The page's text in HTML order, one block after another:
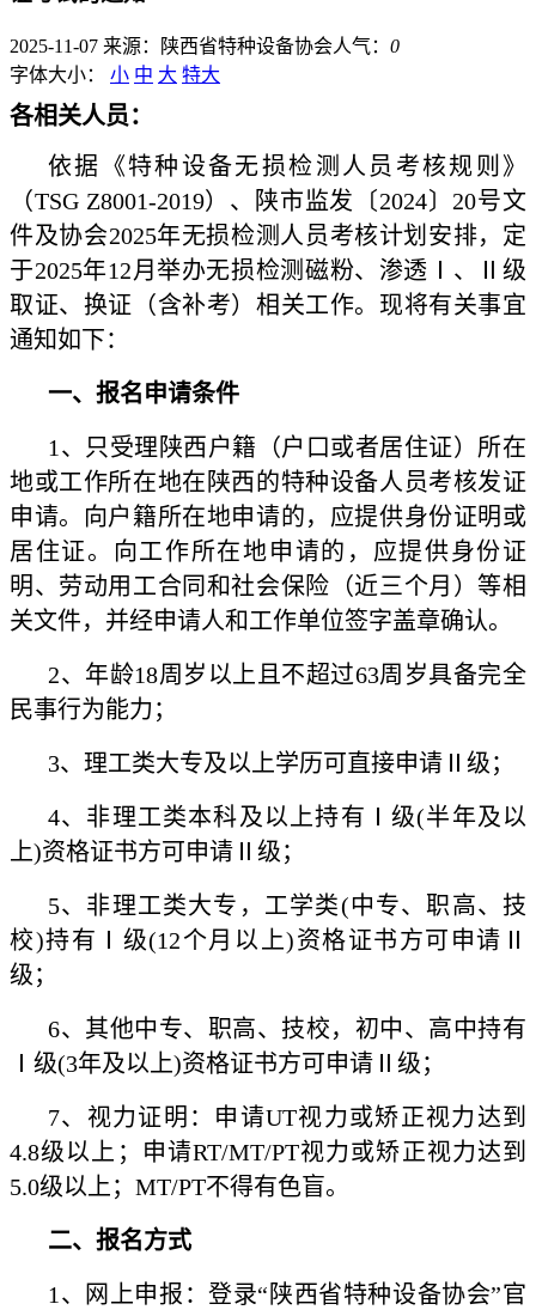
2025-11-07 来源：陕西省特种设备协会人气： 0
字体大小： 小 中 大 特大
各相关人员：
依据《特种设备无损检测人员考核规则》
（TSG Z8001-2019）、陕市监发〔2024〕20号文
件及协会2025年无损检测人员考核计划安排，定
于2025年12月举办无损检测磁粉、渗透Ⅰ、Ⅱ级
取证、换证（含补考）相关工作。现将有关事宜
通知如下：
一、报名申请条件
1、只受理陕西户籍（户口或者居住证）所在
地或工作所在地在陕西的特种设备人员考核发证
申请。向户籍所在地申请的，应提供身份证明或
居住证。向工作所在地申请的，应提供身份证
明、劳动用工合同和社会保险（近三个月）等相
关文件，并经申请人和工作单位签字盖章确认。
2、年龄18周岁以上且不超过63周岁具备完全
民事行为能力；
3、理工类大专及以上学历可直接申请Ⅱ级；
4、非理工类本科及以上持有Ⅰ级(半年及以
上)资格证书方可申请Ⅱ级；
5、非理工类大专，工学类(中专、职高、技
校)持有Ⅰ级(12个月以上)资格证书方可申请Ⅱ
级；
6、其他中专、职高、技校，初中、高中持有
Ⅰ级(3年及以上)资格证书方可申请Ⅱ级；
7、视力证明：申请UT视力或矫正视力达到
4.8级以上；申请RT/MT/PT视力或矫正视力达到
5.0级以上；MT/PT不得有色盲。
二、报名方式
1、网上申报：登录“陕西省特种设备协会”官